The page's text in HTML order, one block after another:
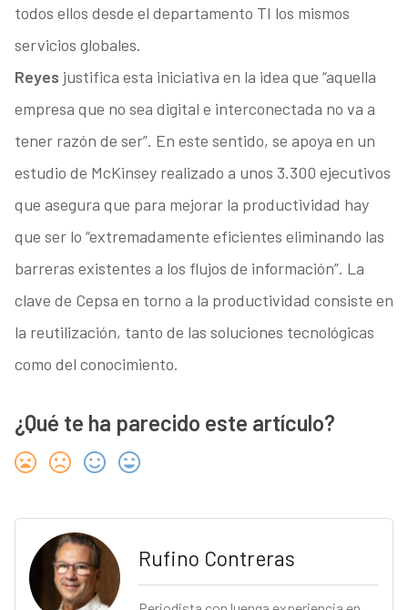
todos ellos desde el departamento TI los mismos
servicios globales.
Reyes justifica esta iniciativa en la idea que “aquella
empresa que no sea digital e interconectada no va a
tener razón de ser”. En este sentido, se apoya en un
estudio de McKinsey realizado a unos 3.300 ejecutivos
que asegura que para mejorar la productividad hay
que ser lo “extremadamente eficientes eliminando las
barreras existentes a los flujos de información”. La
clave de Cepsa en torno a la productividad consiste en
la reutilización, tanto de las soluciones tecnológicas
como del conocimiento.
¿Qué te ha parecido este artículo?
Rufino Contreras